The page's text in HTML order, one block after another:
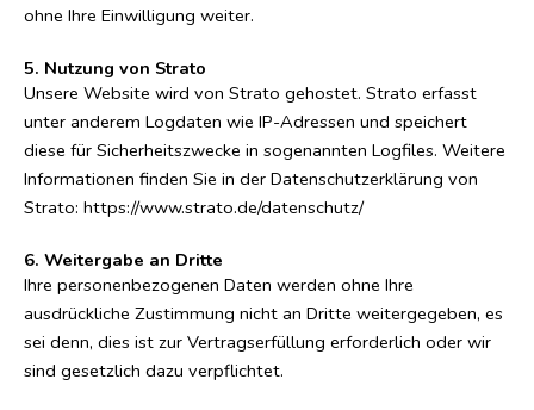
ohne Ihre Einwilligung weiter.
5. Nutzung von Strato
Unsere Website wird von Strato gehostet. Strato erfasst
unter anderem Logdaten wie IP-Adressen und speichert
diese für Sicherheitszwecke in sogenannten Logfiles. Weitere
Informationen finden Sie in der Datenschutzerklärung von
Strato: https://www.strato.de/datenschutz/
6. Weitergabe an Dritte
Ihre personenbezogenen Daten werden ohne Ihre
ausdrückliche Zustimmung nicht an Dritte weitergegeben, es
sei denn, dies ist zur Vertragserfüllung erforderlich oder wir
sind gesetzlich dazu verpflichtet.